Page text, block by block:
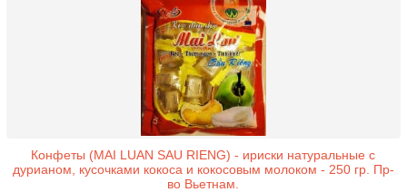
Конфеты (MAI LUAN SAU RIENG) - ириски натуральные с
дурианом, кусочками кокоса и кокосовым молоком - 250 гр. Пр-
во Вьетнам.